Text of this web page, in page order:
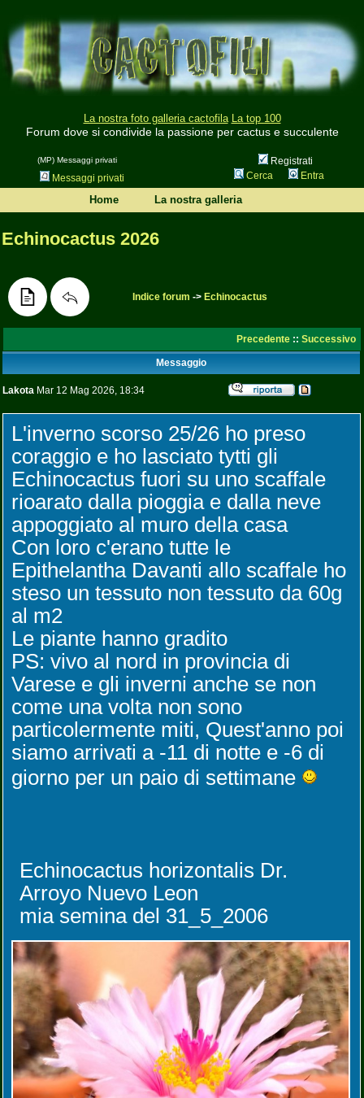
La nostra foto galleria cactofila La top 100
Forum dove si condivide la passione per cactus e succulente
(MP) Messaggi privati
Registrati
Messaggi privati
Cerca Entra
Home La nostra galleria
Echinocactus 2026
Indice forum -> Echinocactus
Precedente :: Successivo
Messaggio
Lakota Mar 12 Mag 2026, 18:34
L'inverno scorso 25/26 ho preso
coraggio e ho lasciato tytti gli
Echinocactus fuori su uno scaffale
rioarato dalla pioggia e dalla neve
appoggiato al muro della casa
Con loro c'erano tutte le
Epithelantha Davanti allo scaffale ho
steso un tessuto non tessuto da 60g
al m2
Le piante hanno gradito
PS: vivo al nord in provincia di
Varese e gli inverni anche se non
come una volta non sono
particolermente miti, Quest'anno poi
siamo arrivati a -11 di notte e -6 di
giorno per un paio di settimane
Echinocactus horizontalis Dr.
Arroyo Nuevo Leon
mia semina del 31_5_2006